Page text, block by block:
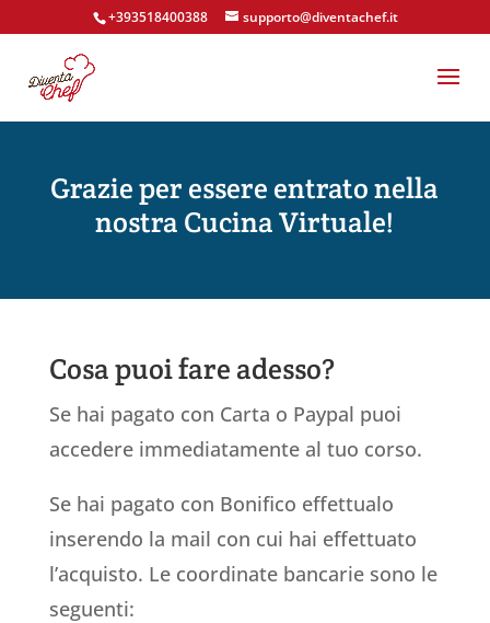
+393518400388 supporto@diventachef.it
Grazie per essere entrato nella
nostra Cucina Virtuale!
Cosa puoi fare adesso?
Se hai pagato con Carta o Paypal puoi
accedere immediatamente al tuo corso.
Se hai pagato con Bonifico effettualo
inserendo la mail con cui hai effettuato
l’acquisto. Le coordinate bancarie sono le
seguenti: